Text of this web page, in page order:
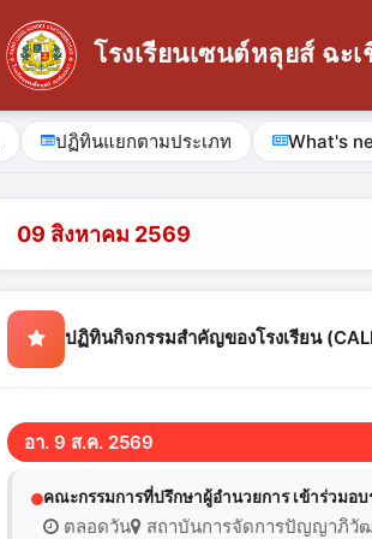
โรงเรียนเซนต์หลุยส์ ฉะ
ปฏิทินแยกตามประเภท What's
09 สิงหาคม 2569
ปฏิทินกิจกรรมสำคัญของโรงเรียน
อา. 9 ส.ค. 2569
คณะกรรมการที่ปรึกษาผู้อำนวยการ เข้าร่วมอ
ตลอดวัน
สถาบันการจัดการปัญญาภิวั